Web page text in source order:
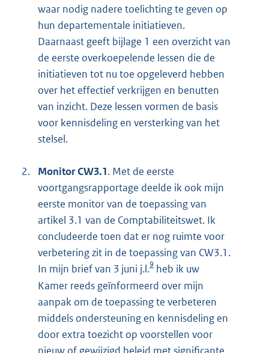
waar nodig nadere toelichting te geven op
hun departementale initiatieven.
Daarnaast geeft bijlage 1 een overzicht van
de eerste overkoepelende lessen die de
initiatieven tot nu toe opgeleverd hebben
over het effectief verkrijgen en benutten
van inzicht. Deze lessen vormen de basis
voor kennisdeling en versterking van het
stelsel.
2. Monitor CW3.1. Met de eerste
voortgangsrapportage deelde ik ook mijn
eerste monitor van de toepassing van
artikel 3.1 van de Comptabiliteitswet. Ik
concludeerde toen dat er nog ruimte voor
verbetering zit in de toepassing van CW3.1.
In mijn brief van 3 juni j.l.9 heb ik uw
Kamer reeds geïnformeerd over mijn
aanpak om de toepassing te verbeteren
middels ondersteuning en kennisdeling en
door extra toezicht op voorstellen voor